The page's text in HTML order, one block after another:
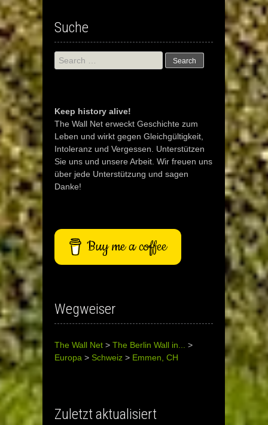
Suche
Search
for:
Keep history alive!
The Wall Net erweckt Geschichte zum
Leben und wirkt gegen Gleichgültigkeit,
Intoleranz und Vergessen. Unterstützen
Sie uns und unsere Arbeit. Wir freuen uns
über jede Unterstützung und sagen
Danke!
Buy me a coffee
Wegweiser
The Wall Net > The Berlin Wall in...
>
Europa > Schweiz > Emmen, CH
Zuletzt aktualisiert